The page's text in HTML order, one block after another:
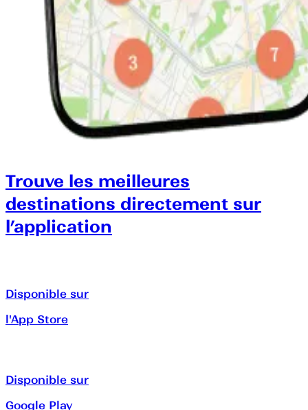
Trouve les meilleures
destinations directement sur
l’application
Disponible sur
l'App Store
Disponible sur
Google Play